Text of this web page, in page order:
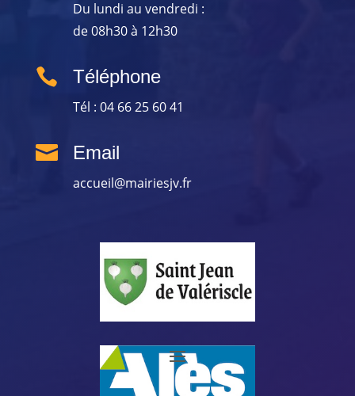
Du lundi au vendredi :
de 08h30 à 12h30
 Téléphone
Tél : 04 66 25 60 41
 Email
accueil@mairiesjv.fr